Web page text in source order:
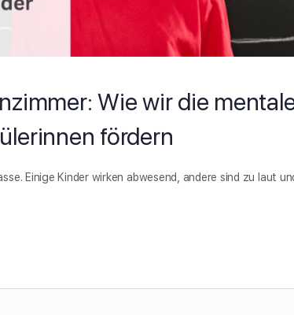
Wie wir die
fördern
Einige Kinder wirken abwesend, andere sind zu laut